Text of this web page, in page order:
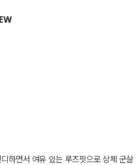
하면서 여유 있는 루즈핏으로 상체 군살